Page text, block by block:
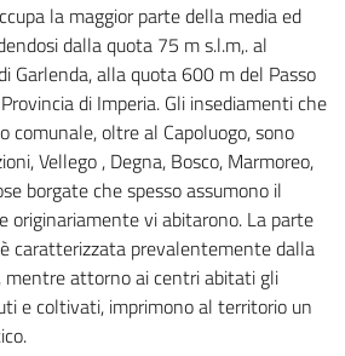
la maggior parte della media ed
dalla quota 75 m s.l.m,. al
Garlenda, alla quota 600 m del Passo
di Imperia. Gli insediamenti che
comunale, oltre al Capoluogo, sono
Vellego , Degna, Bosco, Marmoreo,
borgate che spesso assumono il
originariamente vi abitarono. La parte
caratterizzata prevalentemente dalla
mentre attorno ai centri abitati gli
e coltivati, imprimono al territorio un